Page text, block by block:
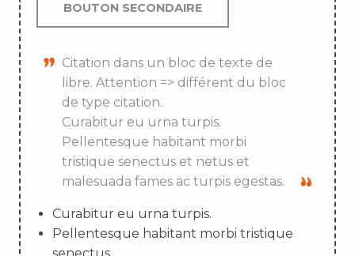
BOUTON SECONDAIRE
Citation dans un bloc de texte de
libre. Attention => différent du bloc
de type citation.
Curabitur eu urna turpis.
Pellentesque habitant morbi
tristique senectus et netus et
malesuada fames ac turpis egestas.
Curabitur eu urna turpis.
Pellentesque habitant morbi tristique